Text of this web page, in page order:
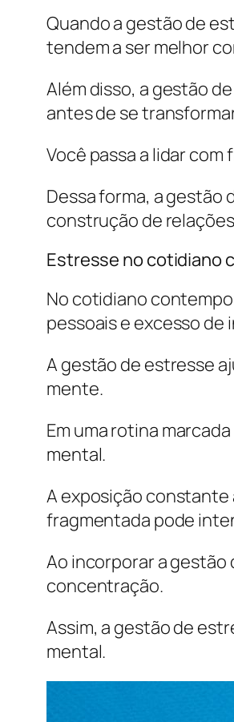
Quando a gestão de
tendem a ser melhor
Além disso, a gestão
antes de se
Você passa a lidar
Dessa forma, a gestão
construção de
Estresse no cotidiano
No cotidiano
pessoais e excesso de
A gestão de estresse
mente.
Em uma rotina
mental.
A exposição constante
fragmentada pode
Ao incorporar a gestão
concentração.
Assim, a gestão de
mental.